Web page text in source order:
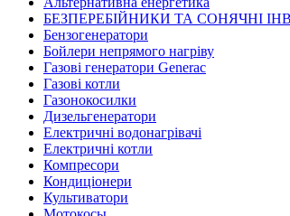
БЕЗПЕРЕБІЙНИКИ ТА СОНЯЧНІ
Бензогенератори
Бойлери непрямого нагріву
Газові генератори Generac
Газові котли
Газонокосилки
Дизельгенератори
Електричні водонагрівачі
Електричні котли
Компресори
Кондиціонери
Культиватори